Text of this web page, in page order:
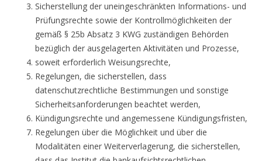
Sicherstellung der uneingeschränkten Informations- und
Prüfungsrechte sowie der Kontrollmöglichkeiten der
gemäß § 25b Absatz 3 KWG zuständigen Behörden
bezüglich der ausgelagerten Aktivitäten und Prozesse,
soweit erforderlich Weisungsrechte,
Regelungen, die sicherstellen, dass
datenschutzrechtliche Bestimmungen und sonstige
Sicherheitsanforderungen beachtet werden,
Kündigungsrechte und angemessene Kündigungsfristen,
Regelungen über die Möglichkeit und über die
Modalitäten einer Weiterverlagerung, die sicherstellen,